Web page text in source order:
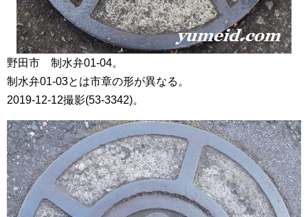
野田市 制水弁01-04。
制水弁01-03とは市章の形が異なる。
2019-12-12撮影(53-3342)。